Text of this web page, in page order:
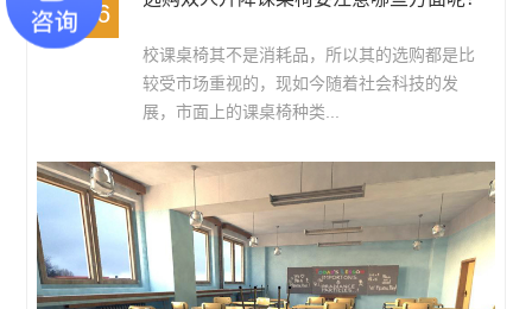
04-26
校课桌椅其不是消耗品，所以其的选购都是比
较受市场重视的，现如今随着社会科技的发
展，市面上的课桌椅种类...